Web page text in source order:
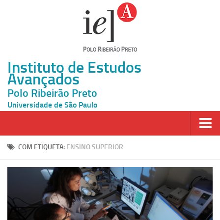
Instituto de Estudos
Avançados
Polo Ribeirão Preto
Universidade de São Paulo
Página Inicial
Atividades
COM ETIQUETA: ENSINO SUPERIOR